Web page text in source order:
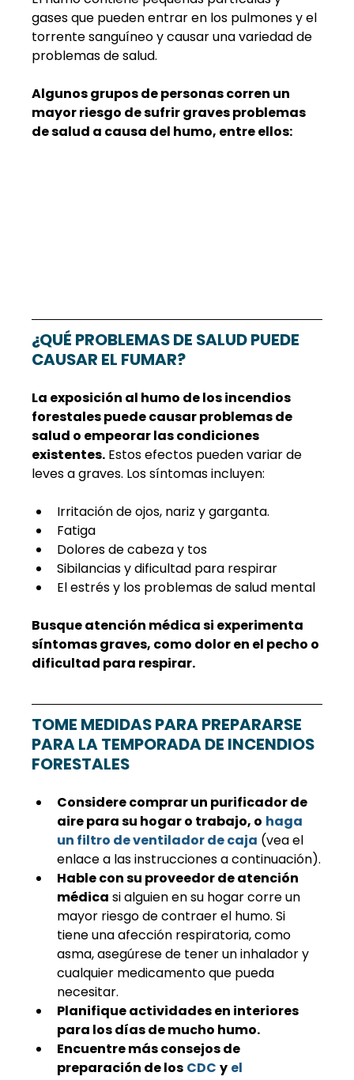
gases que pueden entrar en los pulmones y el
torrente sanguíneo y causar una variedad de
problemas de salud.
Algunos grupos de personas corren un
mayor riesgo de sufrir graves problemas
de salud a causa del humo, entre ellos:
¿QUÉ PROBLEMAS DE SALUD PUEDE
CAUSAR EL FUMAR?
La exposición al humo de los incendios
forestales puede causar problemas de
salud o empeorar las condiciones
existentes. Estos efectos pueden variar de
leves a graves. Los síntomas incluyen:
Irritación de ojos, nariz y garganta.
Fatiga
Dolores de cabeza y tos
Sibilancias y dificultad para respirar
El estrés y los problemas de salud mental
Busque atención médica si experimenta
síntomas graves, como dolor en el pecho o
dificultad para respirar.
TOME MEDIDAS PARA PREPARARSE
PARA LA TEMPORADA DE INCENDIOS
FORESTALES
Considere comprar un purificador de
aire para su hogar o trabajo, o haga
un filtro de ventilador de caja (vea el
enlace a las instrucciones a continuación).
Hable con su proveedor de atención
médica si alguien en su hogar corre un
mayor riesgo de contraer el humo. Si
tiene una afección respiratoria, como
asma, asegúrese de tener un inhalador y
cualquier medicamento que pueda
necesitar.
Planifique actividades en interiores
para los días de mucho humo.
Encuentre más consejos de
preparación de los CDC y el